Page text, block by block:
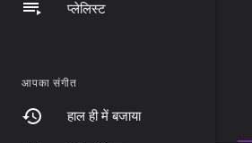
प्लेलिस्ट
आपका संगीत
हाल ही में बजाया